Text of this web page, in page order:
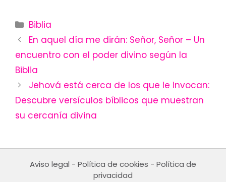
Categories
Biblia
En aquel día me dirán: Señor, Señor – Un
encuentro con el poder divino según la
Biblia
Jehová está cerca de los que le invocan:
Descubre versículos bíblicos que muestran
su cercanía divina
Aviso legal - Política de cookies - Política de
privacidad